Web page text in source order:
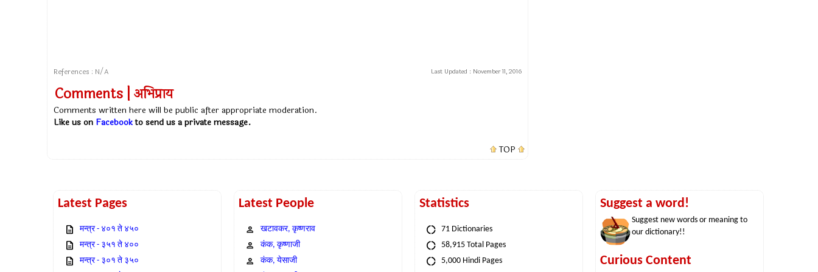
References : N/A Last Updated : November 11, 2016
Comments | अभिप्राय
Comments written here will be public after appropriate moderation.
Like us on Facebookto send us a private message.
TOP
Latest Pages
मन्त्र - ४०१ ते ४५०
मन्त्र - ३५१ ते ४००
मन्त्र - ३०१ ते ३५०
Latest People
खटावकर, कृष्णराव
कंक, कृष्णाजी
कंक, येसाजी
Statistics
71 Dictionaries
58,915 Total Pages
5,000 Hindi Pages
Suggest a word!
Suggest new words or meaning to
our dictionary!!
Curious Content